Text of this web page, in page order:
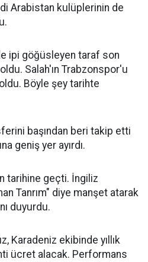
Arabistan kulüplerinin de
ipi göğüsleyen taraf son
Salah'ın Trabzonspor'u
Böyle şey tarihte
başından beri takip etti
geniş yer ayırdı.
tarihine geçti. İngiliz
Tanrım" diye manşet atarak
duyurdu.
Karadeniz ekibinde yıllık
ücret alacak. Performans